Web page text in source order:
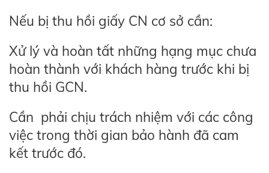
Nếu bị thu hồi giấy CN cơ sở cần:
Xử lý và hoàn tất những hạng mục chưa
hoàn thành với khách hàng trước khi bị
thu hồi GCN.
Cần phải chịu trách nhiệm với các công
việc trong thời gian bảo hành đã cam
kết trước đó.